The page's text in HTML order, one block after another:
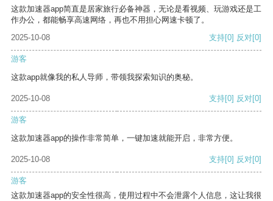
这款加速器app简直是居家旅行必备神器，无论是看视频、玩游戏还是工
作办公，都能畅享高速网络，再也不用担心网速卡顿了。
2025-10-08
支持[0] 反对[0]
游客
这款app就像我的私人导师，带领我探索知识的奥秘。
2025-10-08 支持[0] 反对[0]
游客
这款加速器app的操作非常简单，一键加速就能开启，非常方便。
2025-10-08 支持[0] 反对[0]
游客
这款加速器app的安全性很高，使用过程中不会泄露个人信息，这让我很